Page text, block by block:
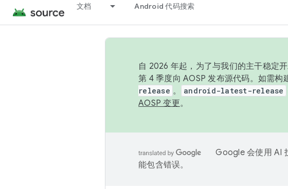
文档 Android 代码搜索
自 2026 年起，为了与我们的主干稳定
第 4 季度向 AOSP 发布源代码。如需构
release 。 android-latest-release
AOSP 变更。
Google 会使用 AI
能包含错误。